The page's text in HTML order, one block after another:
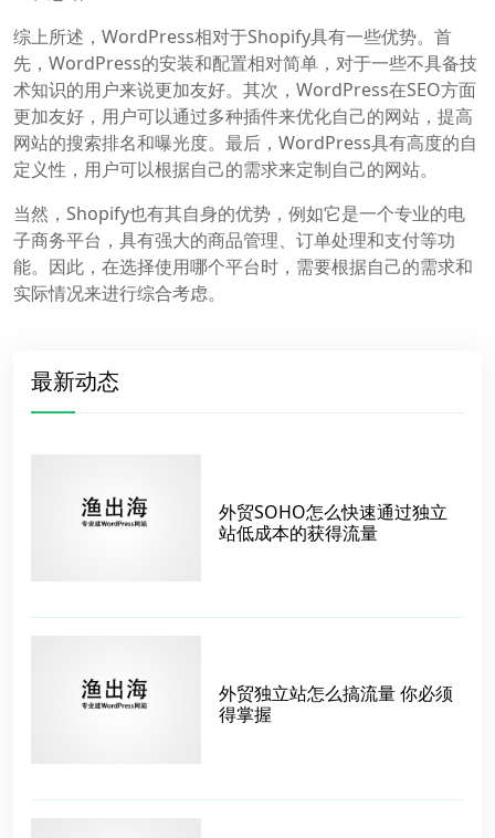
综上所述，WordPress相对于Shopify具有一些优势。首
先，WordPress的安装和配置相对简单，对于一些不具备技
术知识的用户来说更加友好。其次，WordPress在SEO方面
更加友好，用户可以通过多种插件来优化自己的网站，提高
网站的搜索排名和曝光度。最后，WordPress具有高度的自
定义性，用户可以根据自己的需求来定制自己的网站。
当然，Shopify也有其自身的优势，例如它是一个专业的电
子商务平台，具有强大的商品管理、订单处理和支付等功
能。因此，在选择使用哪个平台时，需要根据自己的需求和
实际情况来进行综合考虑。
最新动态
外贸SOHO怎么快速通过独立
站低成本的获得流量
外贸独立站怎么搞流量 你必须
得掌握